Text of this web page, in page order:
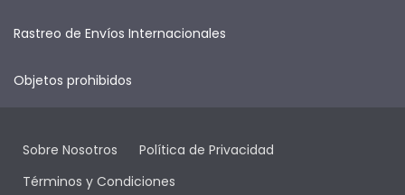
Rastreo de Envíos Internacionales
Objetos prohibidos
Sobre Nosotros
Política de Privacidad
Términos y Condiciones